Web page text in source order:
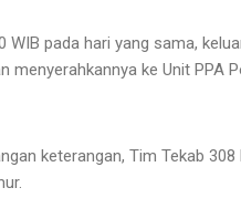
pada hari yang sama,
ke Unit PPA
keterangan, Tim Tekab